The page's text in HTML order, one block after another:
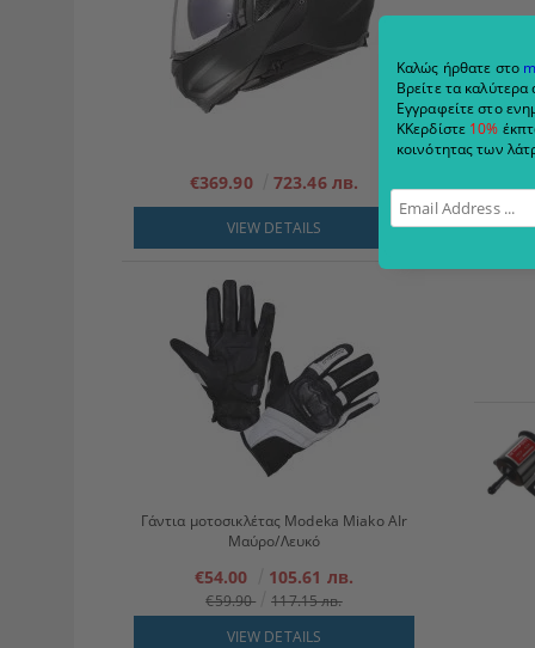
€369.90 723.46 лв.
VIEW DETAILS
Γάντια μοτοσικλέτας Modeka Miako AIr
Μαύρο/Λευκό
€54.00 105.61 лв.
€59.90
117.15 лв.
VIEW DETAILS
Καλώς ήρθατε στο
Βρείτε τα καλύτερα
Εγγραφείτε στο
ΚΚερδίστε 10%
κοινότητας των